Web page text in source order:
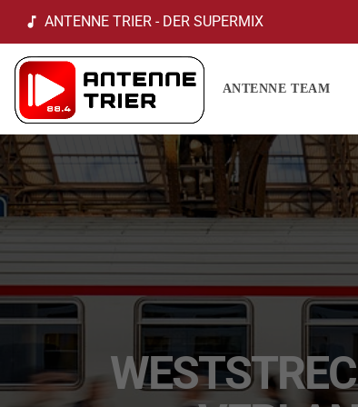
music_note ANTENNE TRIER - DER SUPERMIX
ANTENNE TEAM